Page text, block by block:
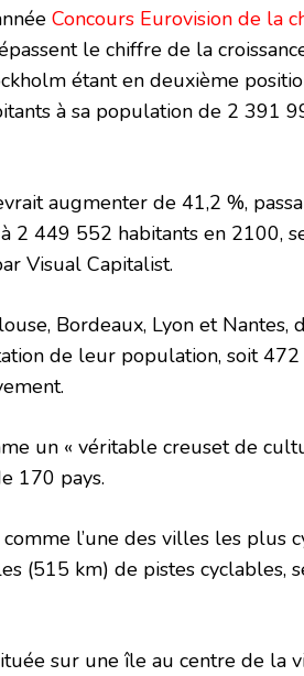
Concours Eurovision de la
le chiffre de la
étant en deuxième
à sa population de 2 391
augmenter de 41,2 %,
2 449 552 habitants en 2100,
Visual Capitalist.
Bordeaux, Lyon et Nantes,
de leur population, soit
un « véritable creuset de
170 pays.
l’une des villes les plus
(515 km) de pistes cyclables,
sur une île au centre de la